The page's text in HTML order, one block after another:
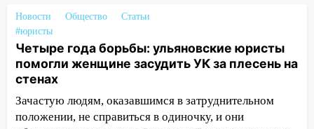
14:01
Инсценировали ДТП и получили
более 4,6 миллиона рублей: перед
судом предстанет банда
автоподставщиков
13:36
13:00 В суде защитили репутацию
мужчины, которого необоснованно
Новости Общество
Статьи
#юристы
Четыре года борьбы: ульяновские юристы
помогли женщине засудить УК за плесень на
стенах
Зачастую людям, оказавшимся в затруднительном
положении, не справиться в одиночку, и они